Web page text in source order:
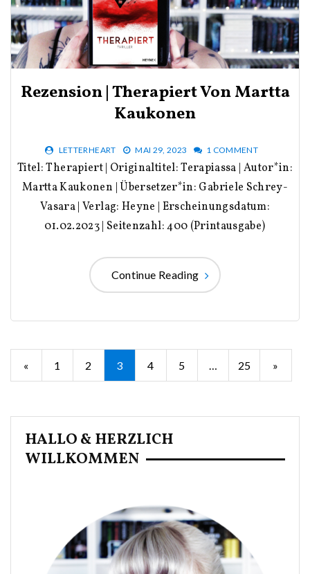
Rezension | Therapiert Von Martta
Kaukonen
LETTERHEART MAI 29, 2023 1 COMMENT
Titel: Therapiert | Originaltitel: Terapiassa | Autor*in:
Martta Kaukonen | Übersetzer*in: Gabriele Schrey-
Vasara | Verlag: Heyne | Erscheinungsdatum:
01.02.2023 | Seitenzahl: 400 (Printausgabe)
Continue Reading
Seitennummerierung
der
Beiträge
« 1 2 3 4 5 25 »
HALLO & HERZLICH
WILLKOMMEN